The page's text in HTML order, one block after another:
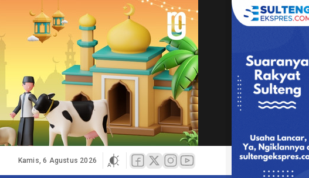
Kamis, 6 Agustus 2026